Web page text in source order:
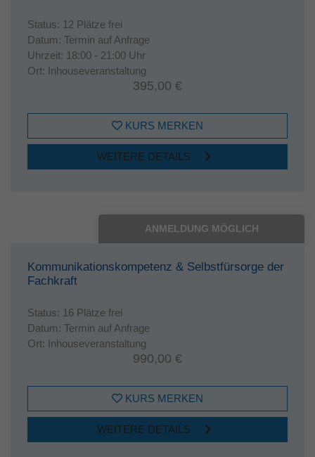
Status: 12 Plätze frei
Datum: Termin auf Anfrage
Uhrzeit: 18:00 - 21:00 Uhr
Ort: Inhouseveranstaltung
395,00 €
KURS MERKEN
WEITERE DETAILS
ANMELDUNG MÖGLICH
Kommunikationskompetenz & Selbstfürsorge der
Fachkraft
Status: 16 Plätze frei
Datum: Termin auf Anfrage
Ort: Inhouseveranstaltung
990,00 €
KURS MERKEN
WEITERE DETAILS